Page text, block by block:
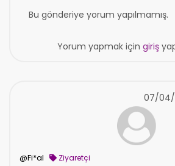
Bu gönderiye yorum yapılmamış.
Yorum yapmak için giriş
@Fi*al Ziyaretçi
07/04/